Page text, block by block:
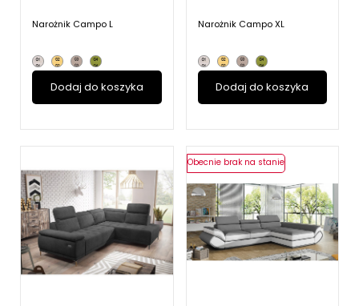
Narożnik Campo L
Dodaj do koszyka
Narożnik Campo XL
Dodaj do koszyka
Obecnie brak na stanie